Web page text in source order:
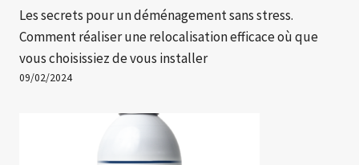
Les secrets pour un déménagement sans stress.
Comment réaliser une relocalisation efficace où que
vous choisissiez de vous installer
09/02/2024